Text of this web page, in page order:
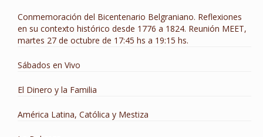
Conmemoración del Bicentenario Belgraniano. Reflexiones
en su contexto histórico desde 1776 a 1824. Reunión MEET,
martes 27 de octubre de 17:45 hs a 19:15 hs.
Sábados en Vivo
El Dinero y la Familia
América Latina, Católica y Mestiza